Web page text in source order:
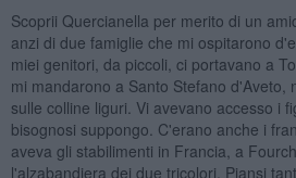
Scoprii Quercianella per merito di un
anzi di due famiglie che mi ospitarono
miei genitori, da piccoli, ci portavano a
mi mandarono a Santo Stefano d'Aveto,
sulle colline liguri. Vi avevano accesso i
bisognosi suppongo. C'erano anche i
aveva gli stabilimenti in Francia, a
l'alzabandiera dei due tricolori. Piansi